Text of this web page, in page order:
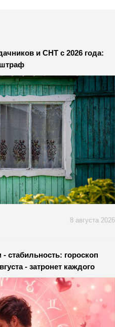
и СНТ с 2026 года:
штраф
8 августа 2026
стабильность: гороскоп
- затронет каждого